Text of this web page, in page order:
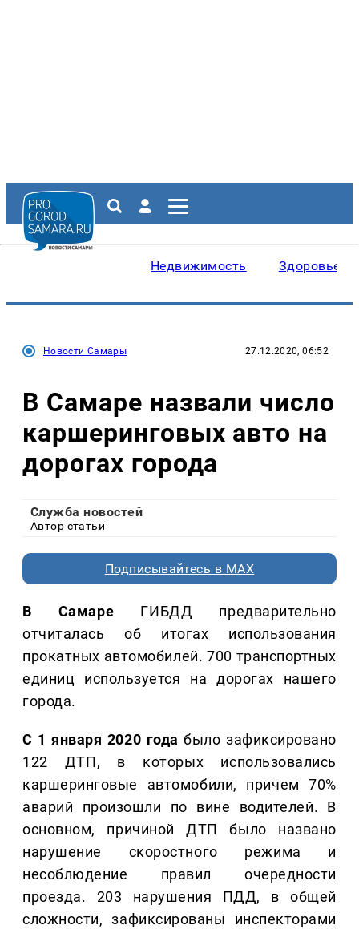
Недвижимость Здоровье
Новости Самары 27.12.2020, 06:52
В Самаре назвали число
каршеринговых авто на
дорогах города
Служба новостей
Автор статьи
Подписывайтесь в MAX
В Самаре ГИБДД предварительно
отчиталась об итогах использования
прокатных автомобилей. 700 транспортных
единиц используется на дорогах нашего
города.
С 1 января 2020 года было зафиксировано
122 ДТП, в которых использовались
каршеринговые автомобили, причем 70%
аварий произошли по вине водителей. В
основном, причиной ДТП было названо
нарушение скоростного режима и
несоблюдение правил очередности
проезда. 203 нарушения ПДД, в общей
сложности, зафиксированы инспекторами